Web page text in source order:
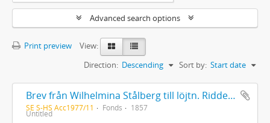
Advanced search options
Print preview
View:
Sort by: Start date
Direction: Descending
Brev från Wilhelmina Stålberg till löjtn. Ridderstad 1857
SE S-HS Acc1977/11 Fonds 1857
Untitled